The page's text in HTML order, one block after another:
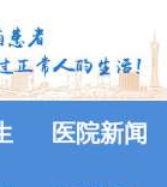
医院新闻